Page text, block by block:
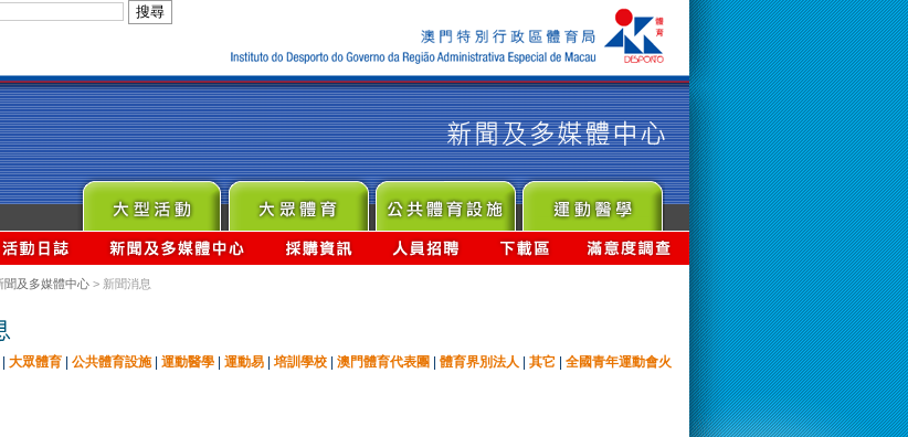
聞及多媒體中心 > 新聞消息
大眾體育 公共體育設施| 運動醫學 運動易 培訓學校 澳門體育代表團 體育界別法人 其它
全國青年運動會火